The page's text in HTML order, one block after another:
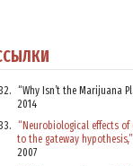
“Why Isn’t the Marijuana
2014
“Neurobiological effects
to the gateway hypothesis,”
2007